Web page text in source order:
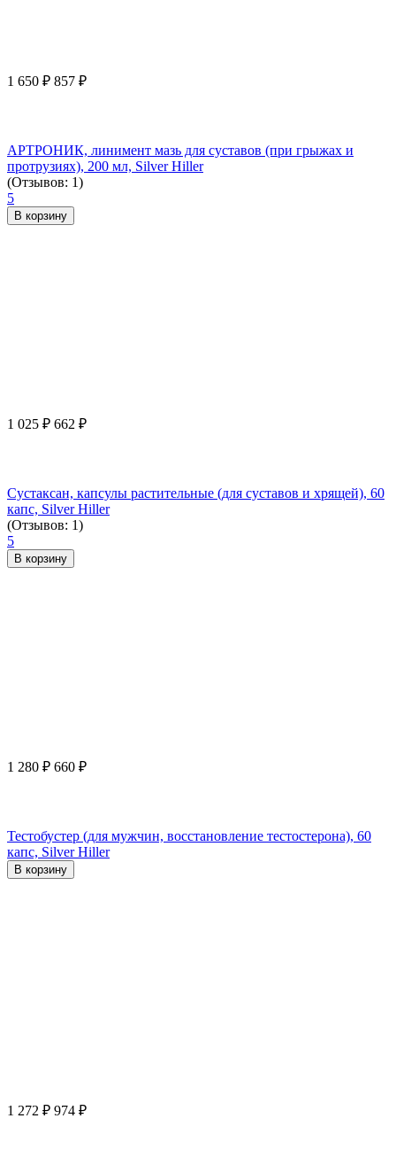
1 650 ₽ 857 ₽
АРТРОНИК, линимент мазь для суставов (при грыжах и
протрузиях), 200 мл, Silver Hiller
(Отзывов: 1)
5
В корзину
1 025 ₽ 662 ₽
Сустаксан, капсулы растительные (для суставов и хрящей), 60
капс, Silver Hiller
(Отзывов: 1)
5
В корзину
1 280 ₽ 660 ₽
Тестобустер (для мужчин, восстановление тестостерона), 60
капс, Silver Hiller
В корзину
1 272 ₽ 974 ₽